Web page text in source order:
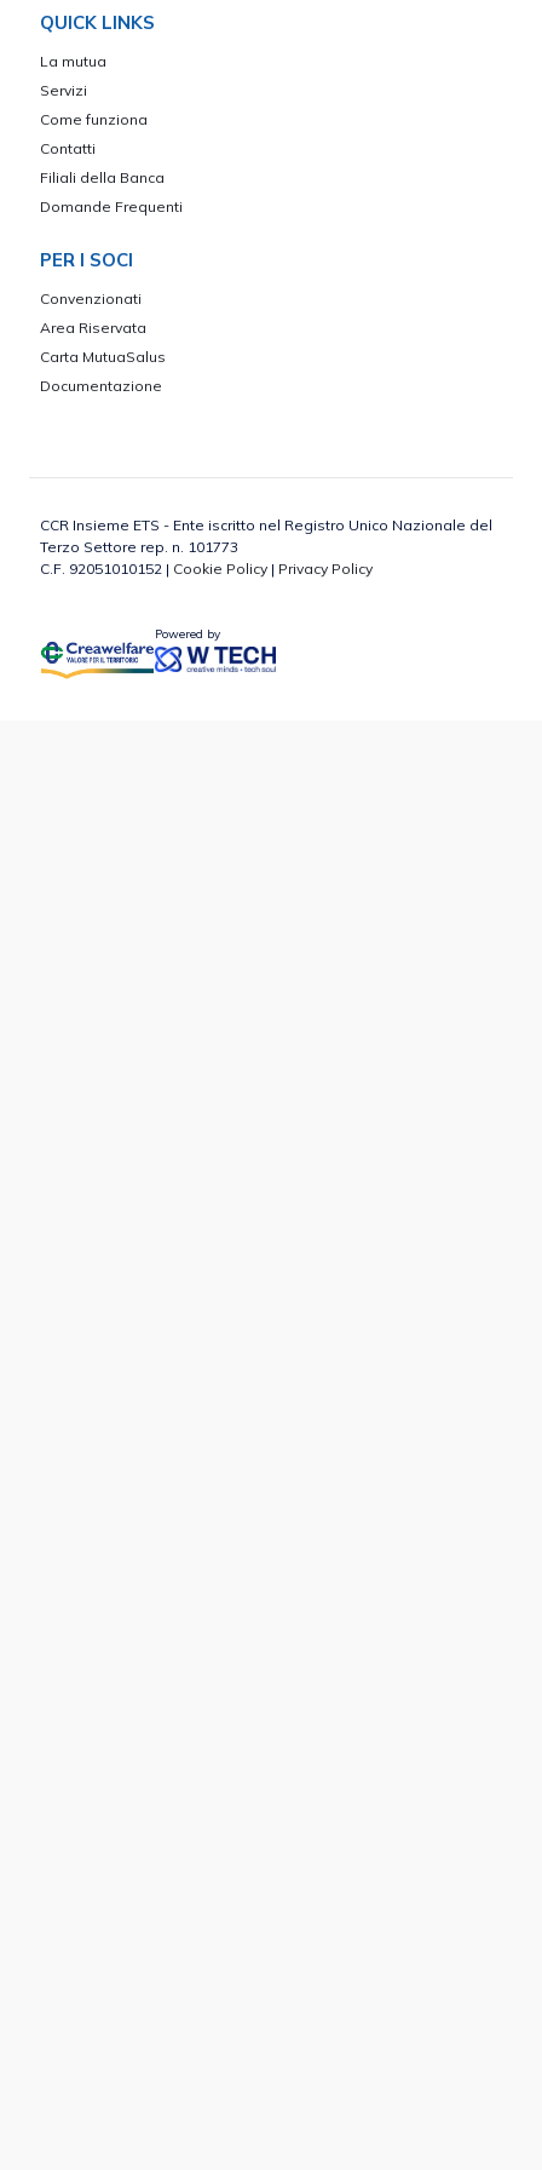
QUICK LINKS
La mutua
Servizi
Come funziona
Contatti
Filiali della Banca
Domande Frequenti
PER I SOCI
Convenzionati
Area Riservata
Carta MutuaSalus
Documentazione
CCR Insieme ETS - Ente iscritto nel Registro Unico Nazionale del
Terzo Settore rep. n. 101773
C.F. 92051010152 | Cookie Policy | Privacy Policy
Powered by